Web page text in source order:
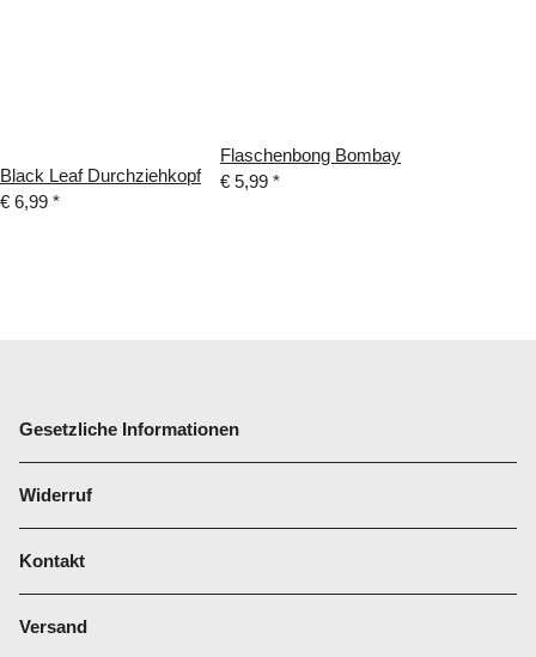
Black Leaf Durchziehkopf
€ 6,99 *
Flaschenbong Bombay
€ 5,99 *
Gesetzliche Informationen
Widerruf
Kontakt
Versand